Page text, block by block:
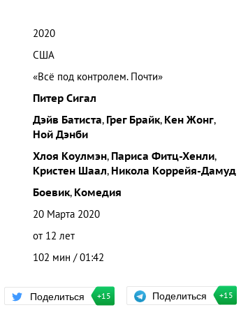
2020
США
«Всё под контролем. Почти»
Питер Сигал
Дэйв Батиста, Грег Брайк, Кен Жонг,
Ной Дэнби
Хлоя Коулмэн, Париса Фитц-Хенли,
Кристен Шаал, Никола Коррейя-Дамуд
Боевик, Комедия
20 Марта 2020
от 12 лет
102 мин / 01:42
Поделиться +15 Поделиться +15